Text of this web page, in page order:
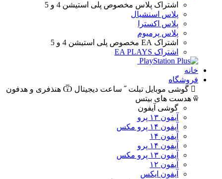
اشتراک پلاس مخصوص پلی استیشن 4 و 5
پلاس اسنشیال
پلاس اکسترا
پلاس پرمیوم
اشتراک EA
مخصوص پلی استیشن 4 و 5
اشتراک EA PLAYS
خانه
فروشگاه
گوشی موبایل تبلت ساعت دیجیتال
هنذفری و هدفون
هدست های بیتس
گوشی آیفون
آیفون ۱۳ پرو
آیفون ۱۴ پرو مکس
آیفون ۱۴
آیفون ۱۴ پرو
آیفون ۱۳ پرو مکس
آیفون ۱۲
آیفون ایکس